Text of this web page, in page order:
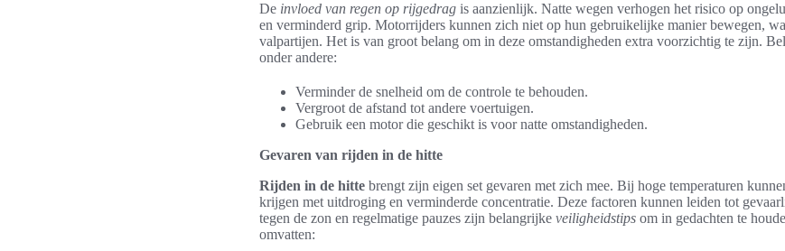
De invloed van regen op rijgedrag is aanzienlijk. Natte wegen verhogen het risico op
en verminderd grip. Motorrijders kunnen zich niet op hun gebruikelijke manier bewegen,
valpartijen. Het is van groot belang om in deze omstandigheden extra voorzichtig te zijn.
onder andere:
Verminder de snelheid om de controle te behouden.
Vergroot de afstand tot andere voertuigen.
Gebruik een motor die geschikt is voor natte omstandigheden.
Gevaren van rijden in de hitte
Rijden in de hitte brengt zijn eigen set gevaren met zich mee. Bij hoge temperaturen
krijgen met uitdroging en verminderde concentratie. Deze factoren kunnen leiden tot
tegen de zon en regelmatige pauzes zijn belangrijke veiligheidstips om in gedachten te
omvatten: